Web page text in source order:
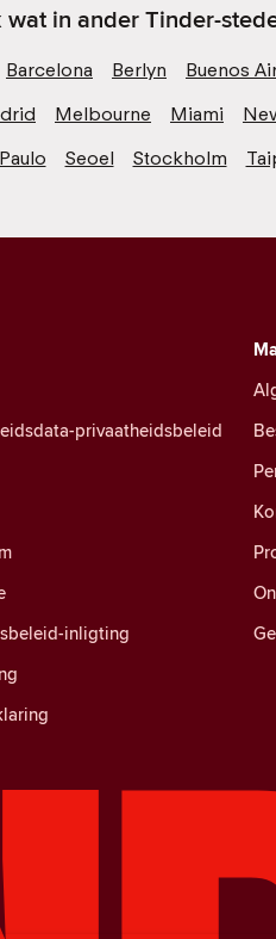
wat in ander Tinder-
Barcelona Berlyn Buenos
Melbourne Miami
Seoel Stockholm
privaatheidsbeleid
inligting